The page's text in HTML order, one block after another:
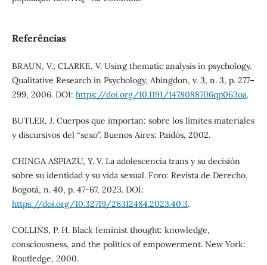
Referências
BRAUN, V.; CLARKE, V. Using thematic analysis in psychology.
Qualitative Research in Psychology, Abingdon, v. 3, n. 3, p. 277–
299, 2006. DOI: https://doi.org/10.1191/1478088706qp063oa.
BUTLER, J. Cuerpos que importan: sobre los límites materiales
y discursivos del “sexo”. Buenos Aires: Paidós, 2002.
CHINGA ASPIAZU, Y. V. La adolescencia trans y su decisión
sobre su identidad y su vida sexual. Foro: Revista de Derecho,
Bogotá, n. 40, p. 47-67, 2023. DOI:
https://doi.org/10.32719/26312484.2023.40.3.
COLLINS, P. H. Black feminist thought: knowledge,
consciousness, and the politics of empowerment. New York:
Routledge, 2000.